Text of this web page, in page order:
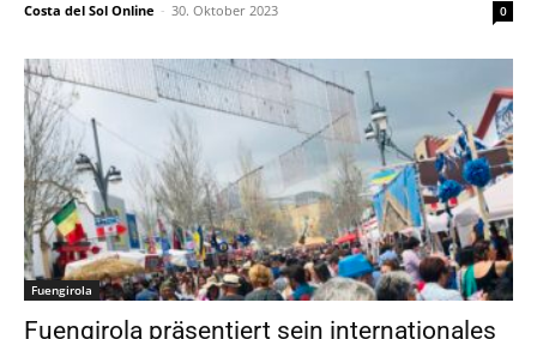
Costa del Sol Online - 30. Oktober 2023 0
Fuengirola
Fuengirola präsentiert sein internationales